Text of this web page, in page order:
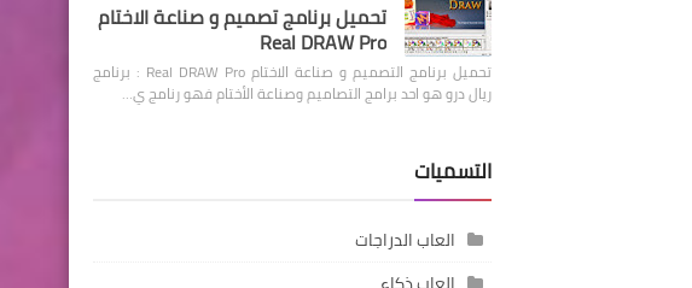
تحميل برنامج تصميم و صناعة الاختام
Real DRAW Pro
تحميل برنامج التصميم و صناعة الاختام Real DRAW Pro : برنامج
ريال درو هو احد برامج التصاميم وصناعة الأختام فهو رنامج ي…
التسميات
العاب الدراجات